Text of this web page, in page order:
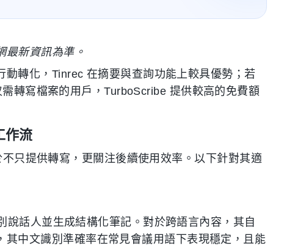
最新資訊為準。
轉化，Tinrec 在摘要與查詢功能上較具優勢；若
轉寫檔案的用戶，TurboScribe 提供較高的免費額
作流
只提供轉寫，更關注後續使用效率。以下針對其適
話人並生成結構化筆記。對於跨語言內容，其自
中文識別準確率在常見會議用語下表現穩定，且能